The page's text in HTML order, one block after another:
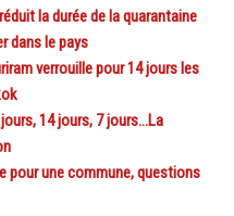
la durée de la quarantaine
dans le pays
verrouille pour 14 jours les
jours, 14 jours, 7 jours…La
pour une commune, questions